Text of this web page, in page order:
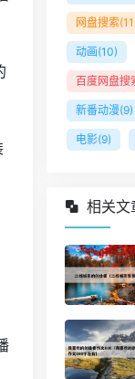
网盘搜索
动画(10)
百度网盘搜
新番动漫(9)
电影(9)
相关文